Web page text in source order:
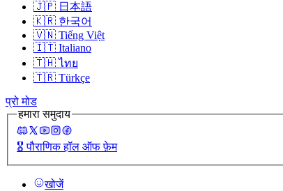
🇯🇵 日本語
🇰🇷 한국어
🇻🇳 Tiếng Việt
🇮🇹 Italiano
🇹🇭 ไทย
🇹🇷 Türkçe
प्रो मोड
हमारा समुदाय
🎖️पौराणिक हॉल ऑफ फ़ेम
खोजें